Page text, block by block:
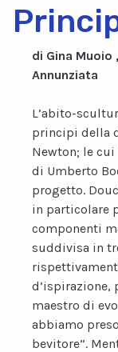
di Gina Muoio
Annunziata
L’abito-
principi della
Newton; le
di Umberto
progetto.
in particolare
componenti
suddivisa in
d’ispirazione,
maestro di
abbiamo
bevitore”.